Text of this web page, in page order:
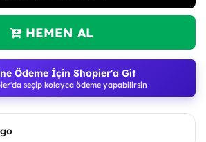
HEMEN AL
Ödeme İçin Shopier'a Git
seçip kolayca ödeme yapabilirsin